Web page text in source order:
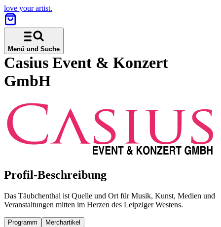
love your artist.
Menü und Suche
Casius Event & Konzert
GmbH
Profil-Beschreibung
Das Täubchenthal ist Quelle und Ort für Musik, Kunst, Medien und
Veranstaltungen mitten im Herzen des Leipziger Westens.
Programm Merchartikel